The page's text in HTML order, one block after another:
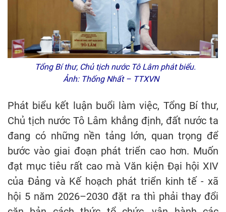
Tổng Bí thư, Chủ tịch nước Tô Lâm phát biểu.
Ảnh: Thống Nhất – TTXVN
Phát biểu kết luận buổi làm việc, Tổng Bí thư,
Chủ tịch nước Tô Lâm khẳng định, đất nước ta
đang có những nền tảng lớn, quan trọng để
bước vào giai đoạn phát triển cao hơn. Muốn
đạt mục tiêu rất cao mà Văn kiện Đại hội XIV
của Đảng và Kế hoạch phát triển kinh tế - xã
hội 5 năm 2026–2030 đặt ra thì phải thay đổi